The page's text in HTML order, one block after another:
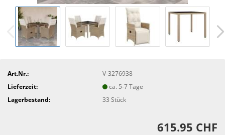
Art.Nr.:
V-3276938
Lieferzeit:
ca. 5-7 Tage
Lagerbestand:
33Stück
615.95 CHF